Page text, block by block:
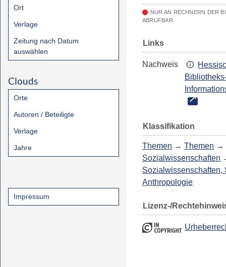
Ort
Verlage
Zeitung nach Datum
auswählen
Clouds
Orte
Autoren / Beteiligte
Verlage
Jahre
Impressum
NUR AN RECHNERN DER
ABRUFBAR
Links
Nachweis
Klassifikation
Themen → Themen →
Sozialwissenschaften
Sozialwissenschaften,
Anthropologie
Lizenz-/